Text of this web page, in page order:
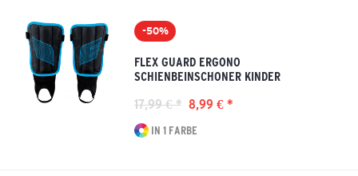
-50%
FLEX GUARD ERGONO
SCHIENBEINSCHONER KINDER
17,99 € * 8,99 € *
IN 1 FARBE